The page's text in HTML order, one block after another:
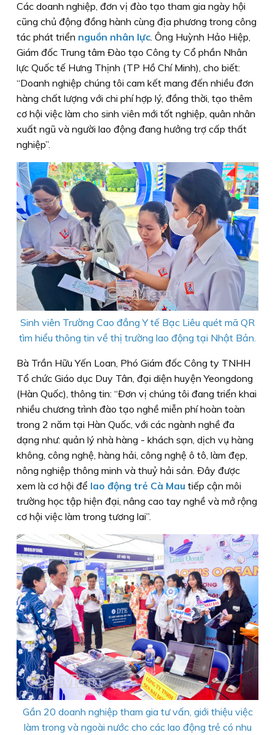
Các doanh nghiệp, đơn vị đào tạo tham gia ngày hội
cũng chủ động đồng hành cùng địa phương trong công
tác phát triển nguồn nhân lực. Ông Huỳnh Hảo Hiệp,
Giám đốc Trung tâm Ðào tạo Công ty Cổ phần Nhân
lực Quốc tế Hưng Thịnh (TP Hồ Chí Minh), cho biết:
“Doanh nghiệp chúng tôi cam kết mang đến nhiều đơn
hàng chất lượng với chi phí hợp lý, đồng thời, tạo thêm
cơ hội việc làm cho sinh viên mới tốt nghiệp, quân nhân
xuất ngũ và người lao động đang hưởng trợ cấp thất
nghiệp”.
Sinh viên Trường Cao đẳng Y tế Bạc Liêu quét mã QR
tìm hiểu thông tin về thị trường lao động tại Nhật Bản.
Bà Trần Hữu Yến Loan, Phó Giám đốc Công ty TNHH
Tổ chức Giáo dục Duy Tân, đại diện huyện Yeongdong
(Hàn Quốc), thông tin: “Ðơn vị chúng tôi đang triển khai
nhiều chương trình đào tạo nghề miễn phí hoàn toàn
trong 2 năm tại Hàn Quốc, với các ngành nghề đa
dạng như: quản lý nhà hàng - khách sạn, dịch vụ hàng
không, công nghệ, hàng hải, công nghệ ô tô, làm đẹp,
nông nghiệp thông minh và thuỷ hải sản. Ðây được
xem là cơ hội để lao động trẻ Cà Mau tiếp cận môi
trường học tập hiện đại, nâng cao tay nghề và mở rộng
cơ hội việc làm trong tương lai”.
Gần 20 doanh nghiệp tham gia tư vấn, giới thiệu việc
làm trong và ngoài nước cho các lao động trẻ có nhu